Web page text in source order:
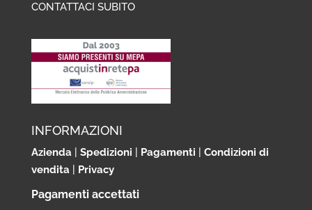
CONTATTACI SUBITO
INFORMAZIONI
Azienda| Spedizioni Pagamenti
Condizioni di
vendita| Privacy
Pagamenti accettati